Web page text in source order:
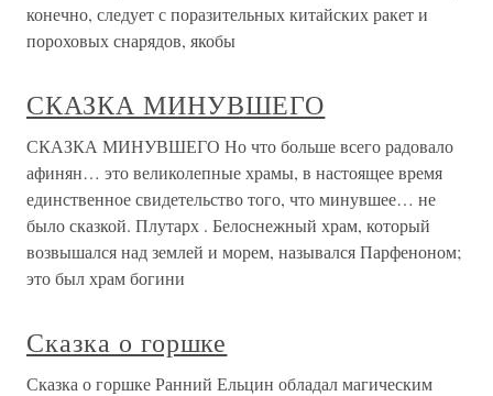
конечно, следует с поразительных китайских ракет и
пороховых снарядов, якобы
СКАЗКА МИНУВШЕГО
СКАЗКА МИНУВШЕГО Но что больше всего радовало
афинян… это великолепные храмы, в настоящее время
единственное свидетельство того, что минувшее… не
было сказкой. Плутарх . Белоснежный храм, который
возвышался над землей и морем, назывался Парфеноном;
это был храм богини
Сказка о горшке
Сказка о горшке Ранний Ельцин обладал магическим